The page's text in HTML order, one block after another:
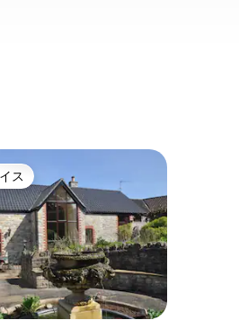
チョイスです。
ス